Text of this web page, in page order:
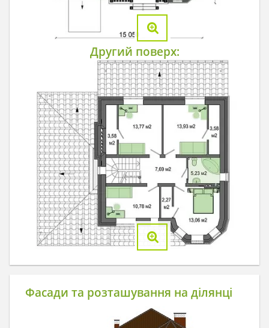
Другий поверх:
Фасади та розташування на ділянці